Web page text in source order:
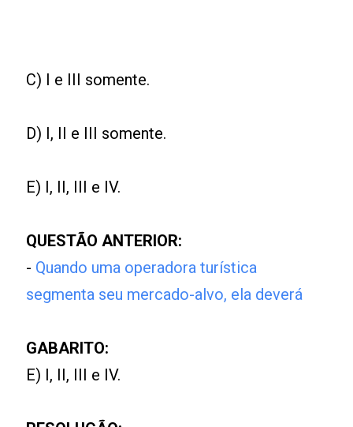
C) I e III somente.
D) I, II e III somente.
E) I, II, III e IV.
QUESTÃO ANTERIOR:
- Quando uma operadora turística
segmenta seu mercado-alvo, ela deverá
GABARITO:
E) I, II, III e IV.